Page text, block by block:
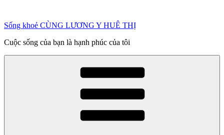
phần
dung
Sống khoẻ CÙNG LƯƠNG Y HUÊ THỊ
Cuộc sống của bạn là hạnh phúc của tôi